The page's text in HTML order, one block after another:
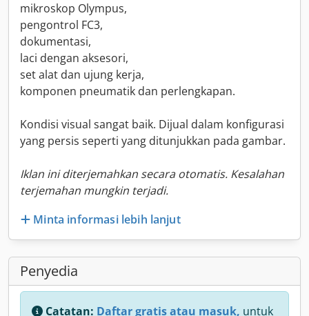
mikroskop Olympus,
pengontrol FC3,
dokumentasi,
laci dengan aksesori,
set alat dan ujung kerja,
komponen pneumatik dan perlengkapan.
Kondisi visual sangat baik. Dijual dalam konfigurasi
yang persis seperti yang ditunjukkan pada gambar.
Iklan ini diterjemahkan secara otomatis. Kesalahan
terjemahan mungkin terjadi.
Minta informasi lebih lanjut
Penyedia
Catatan: Daftar gratis atau masuk, untuk